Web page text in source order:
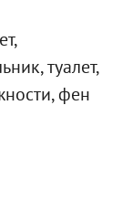
туалет,
фен